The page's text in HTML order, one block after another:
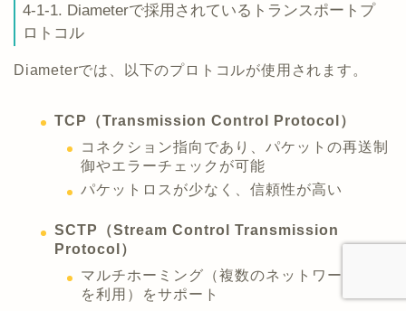
4-1-1. Diameterで採用されているトランスポートプ
ロトコル
Diameterでは、以下のプロトコルが使用されます。
TCP（Transmission Control Protocol）
コネクション指向であり、パケットの再送制
御やエラーチェックが可能
パケットロスが少なく、信頼性が高い
SCTP（Stream Control Transmission
Protocol）
マルチホーミング（複数のネットワークパス
を利用）をサポート